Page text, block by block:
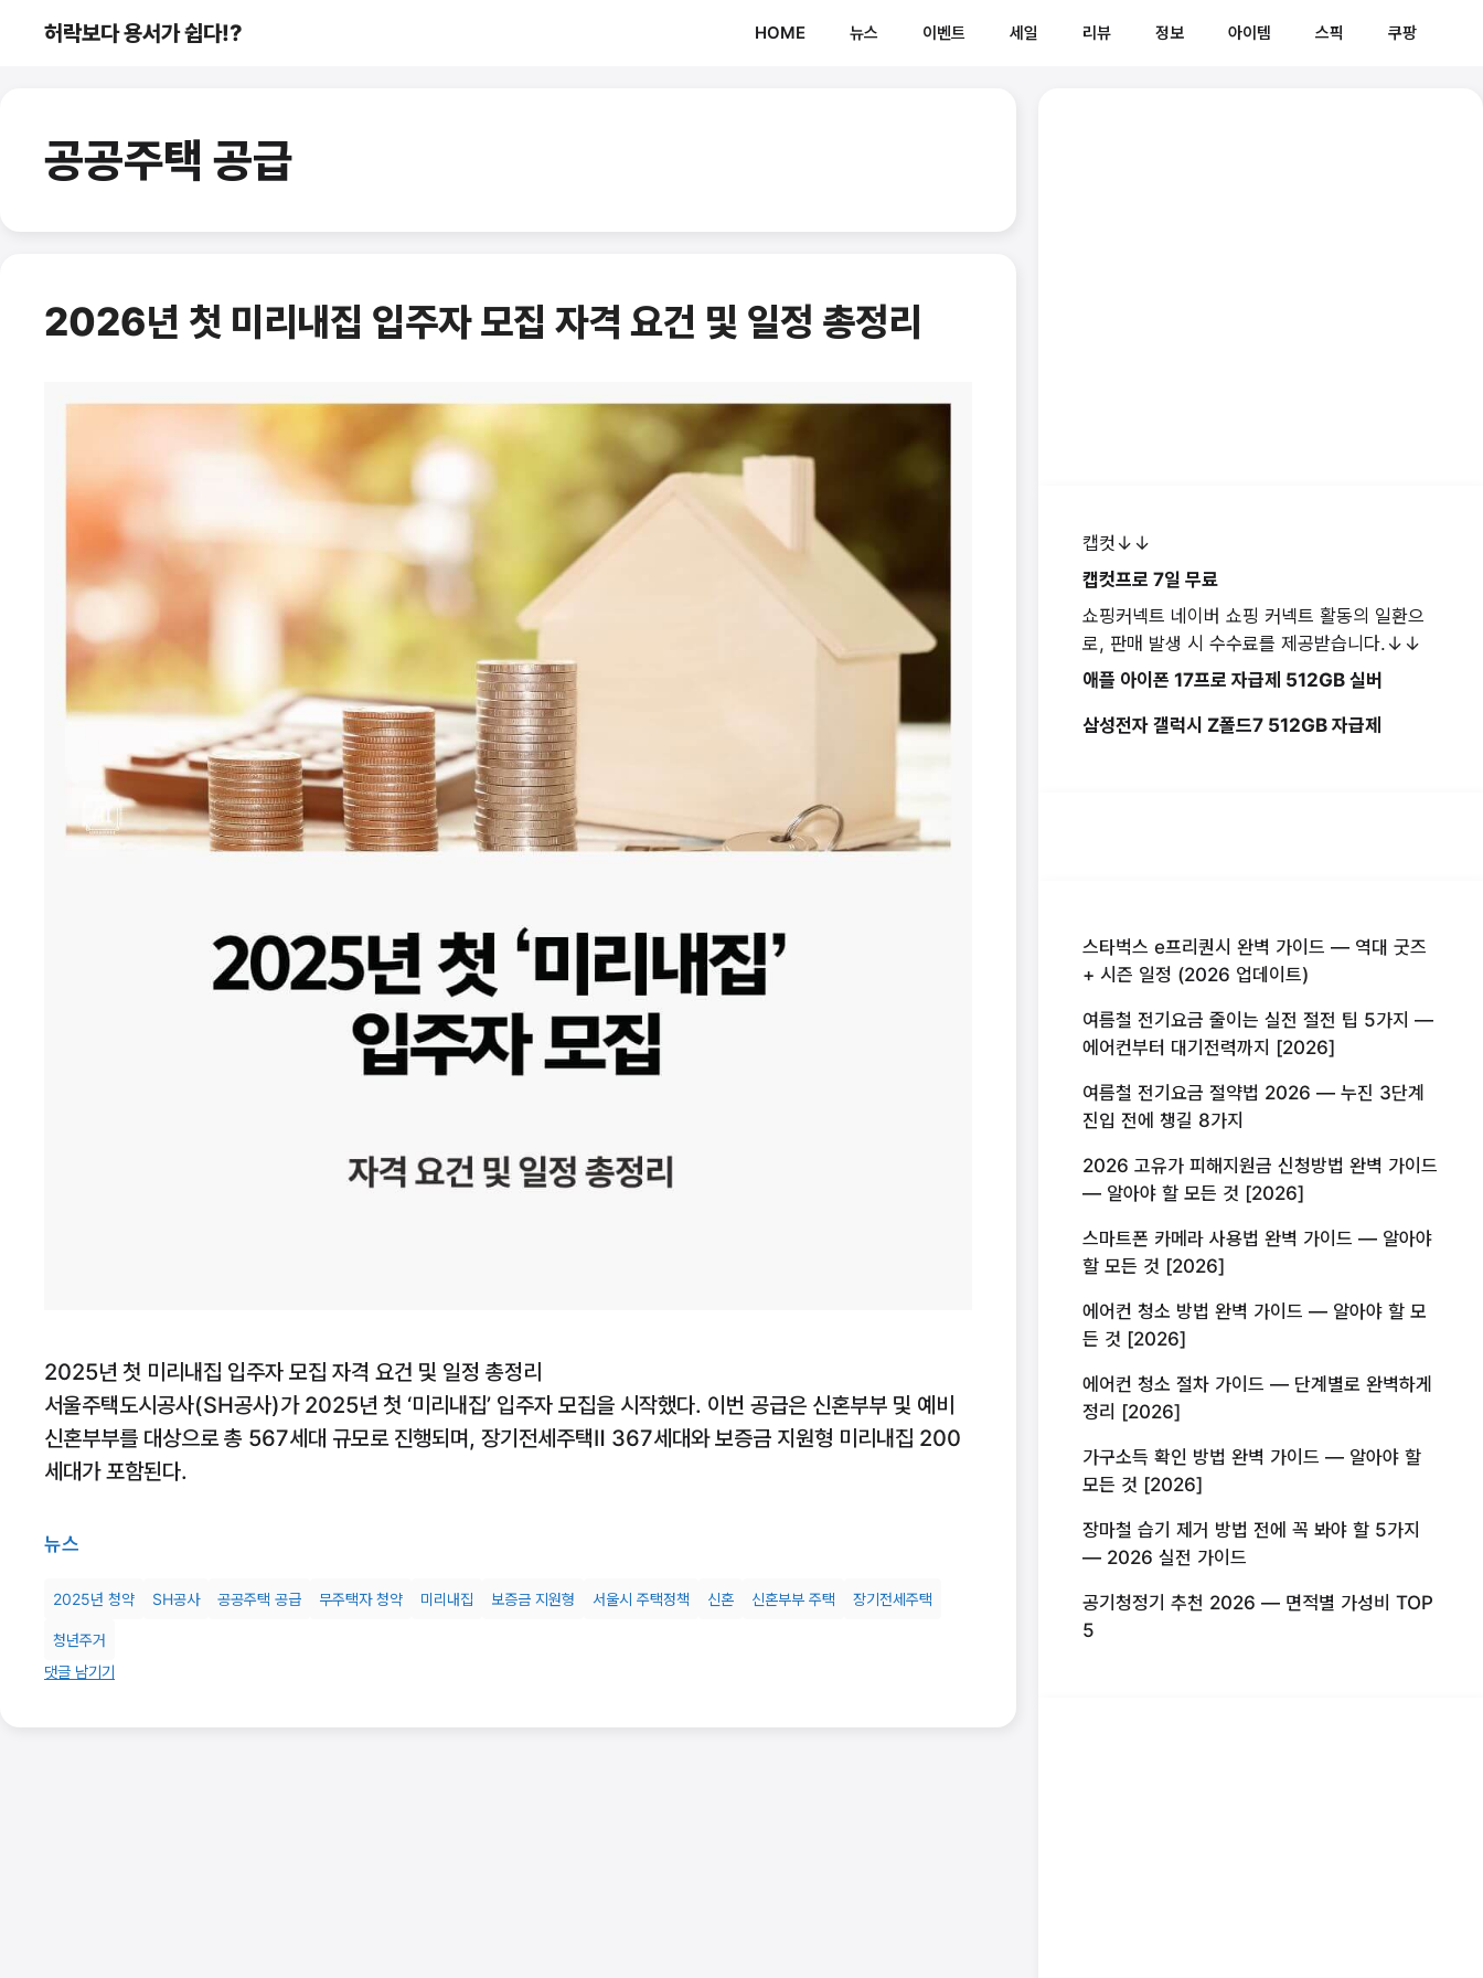
허락보다 용서가 쉽다!? HOME 뉴스 이벤트 세일 리뷰 정보 아이템 스픽 쿠팡
공공주택 공급
2026년 첫 미리내집 입주자 모집 자격 요건 및 일정 총정리
2025년 첫 미리내집 입주자 모집 자격 요건 및 일정 총정리
서울주택도시공사(SH공사)가 2025년 첫 ‘미리내집’ 입주자 모집을 시작했다. 이번 공급은 신혼부부 및 예비
신혼부부를 대상으로 총 567세대 규모로 진행되며, 장기전세주택Ⅱ 367세대와 보증금 지원형 미리내집 200
세대가 포함된다.
뉴스
2025년 청약 SH공사 공공주택 공급 무주택자 청약 미리내집 보증금 지원형 서울시 주택정책 신혼 신혼부부 주택 장기전세주택
청년주거
댓글 남기기
캡컷↓↓
캡컷프로 7일 무료
쇼핑커넥트 네이버 쇼핑 커넥트 활동의 일환으
로, 판매 발생 시 수수료를 제공받습니다.↓↓
애플 아이폰 17프로 자급제 512GB 실버
삼성전자 갤럭시 Z폴드7 512GB 자급제
스타벅스 e프리퀀시 완벽 가이드 — 역대 굿즈
+ 시즌 일정 (2026 업데이트)
여름철 전기요금 줄이는 실전 절전 팁 5가지 —
에어컨부터 대기전력까지 [2026]
여름철 전기요금 절약법 2026 — 누진 3단계
진입 전에 챙길 8가지
2026 고유가 피해지원금 신청방법 완벽 가이드
— 알아야 할 모든 것 [2026]
스마트폰 카메라 사용법 완벽 가이드 — 알아야
할 모든 것 [2026]
에어컨 청소 방법 완벽 가이드 — 알아야 할 모
든 것 [2026]
에어컨 청소 절차 가이드 — 단계별로 완벽하게
정리 [2026]
가구소득 확인 방법 완벽 가이드 — 알아야 할
모든 것 [2026]
장마철 습기 제거 방법 전에 꼭 봐야 할 5가지
— 2026 실전 가이드
공기청정기 추천 2026 — 면적별 가성비 TOP
5